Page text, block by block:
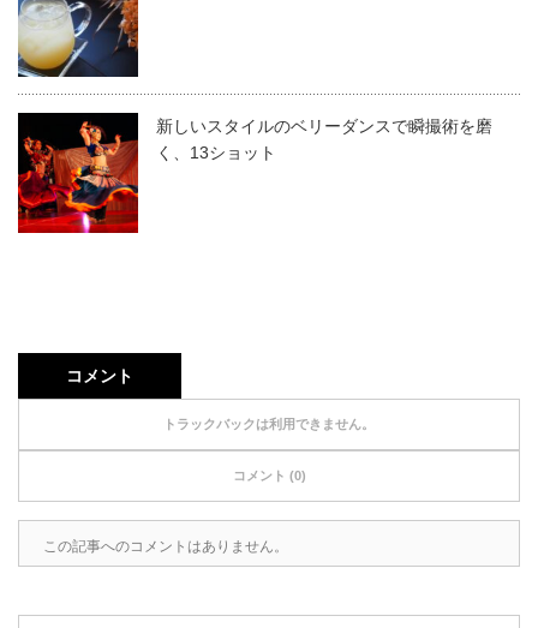
新しいスタイルのベリーダンスで瞬撮術を磨
く、13ショット
コメント
トラックバックは利用できません。
コメント (0)
この記事へのコメントはありません。